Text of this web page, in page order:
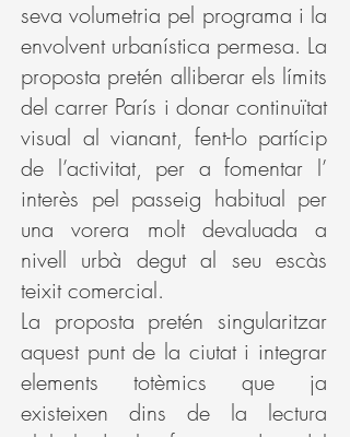
seva volumetria pel programa i la
envolvent urbanística permesa. La
proposta pretén alliberar els límits
del carrer París i donar continuïtat
visual al vianant, fent-lo partícip
de l’activitat, per a fomentar l’
interès pel passeig habitual per
una vorera molt devaluada a
nivell urbà degut al seu escàs
teixit comercial.
La proposta pretén singularitzar
aquest punt de la ciutat i integrar
elements totèmics que ja
existeixen dins de la lectura